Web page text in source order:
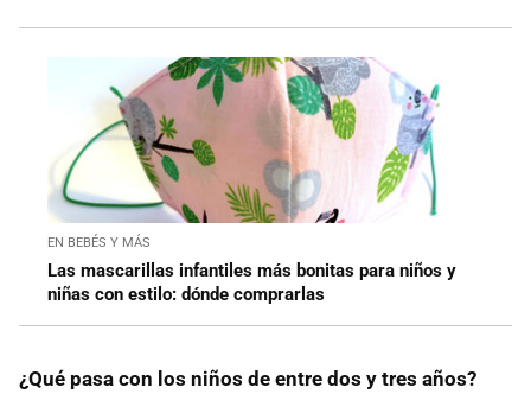
EN BEBÉS Y MÁS
Las mascarillas infantiles más bonitas para niños y
niñas con estilo: dónde comprarlas
¿Qué pasa con los niños de entre dos y tres años?